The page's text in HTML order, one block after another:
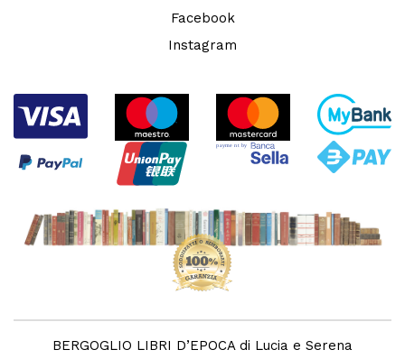
Facebook
Instagram
BERGOGLIO LIBRI D’EPOCA di Lucia e Serena